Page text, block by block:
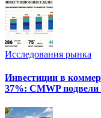
Исследования рынка
Инвестиции в
37%: CMWP подвели